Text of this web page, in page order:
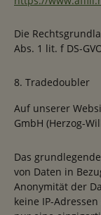
Die
Abs. 1 lit. f DS-
8. Tradedoubler
Auf unserer
GmbH (Herzog-
Das
von Daten in
Anonymität der
keine IP-